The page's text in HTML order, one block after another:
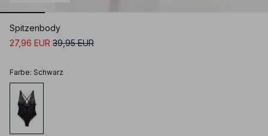
Spitzenbody
27,96 EUR 39,95 EUR
Farbe: Schwarz